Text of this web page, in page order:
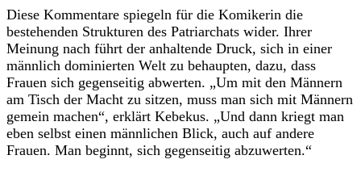
Diese Kommentare spiegeln für die Komikerin die
bestehenden Strukturen des Patriarchats wider. Ihrer
Meinung nach führt der anhaltende Druck, sich in einer
männlich dominierten Welt zu behaupten, dazu, dass
Frauen sich gegenseitig abwerten. „Um mit den Männern
am Tisch der Macht zu sitzen, muss man sich mit Männern
gemein machen“, erklärt Kebekus. „Und dann kriegt man
eben selbst einen männlichen Blick, auch auf andere
Frauen. Man beginnt, sich gegenseitig abzuwerten.“